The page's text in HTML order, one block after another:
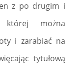
z po drugim i
której można
i zarabiać na
tytułową